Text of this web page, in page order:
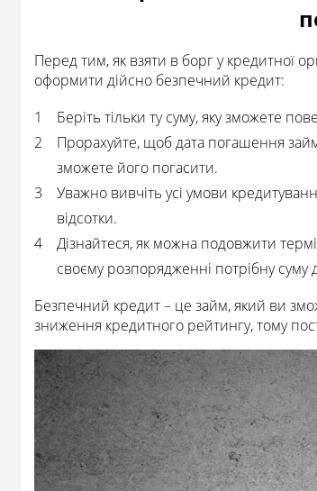
Перед тим, як взяти в борг у кредитної
оформити дійсно безпечний кредит:
Беріть тільки ту суму, яку зможете
Прорахуйте, щоб дата погашення
зможете його погасити.
Уважно вивчіть усі умови
відсотки.
Дізнайтеся, як можна подовжити
своєму розпорядженні потрібну суму
Безпечний кредит – це займ, який ви
зниження кредитного рейтингу, тому